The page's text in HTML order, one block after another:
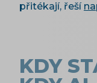
přitékají, řeší
KDY